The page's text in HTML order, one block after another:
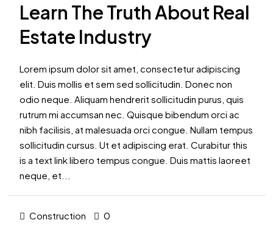
Learn The Truth About Real
Estate Industry
Lorem ipsum dolor sit amet, consectetur adipiscing
elit. Duis mollis et sem sed sollicitudin. Donec non
odio neque. Aliquam hendrerit sollicitudin purus, quis
rutrum mi accumsan nec. Quisque bibendum orci ac
nibh facilisis, at malesuada orci congue. Nullam tempus
sollicitudin cursus. Ut et adipiscing erat. Curabitur this
is a text link libero tempus congue. Duis mattis laoreet
neque, et...
Construction 0